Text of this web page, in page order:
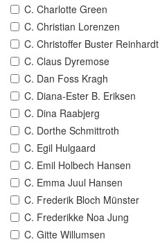
C. Charlotte Green
C. Christian Lorenzen
C. Christoffer Buster Reinhardt
C. Claus Dyremose
C. Dan Foss Kragh
C. Diana-Ester B. Eriksen
C. Dina Raabjerg
C. Dorthe Schmittroth
C. Egil Hulgaard
C. Emil Holbech Hansen
C. Emma Juul Hansen
C. Frederik Bloch Münster
C. Frederikke Noa Jung
C. Gitte Willumsen